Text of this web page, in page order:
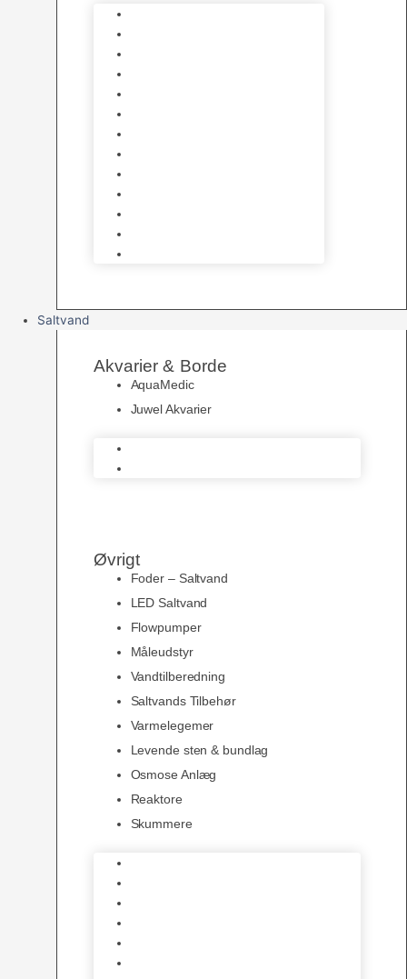
Saltvand
Akvarier & Borde
AquaMedic
Juwel Akvarier
Øvrigt
Foder – Saltvand
LED Saltvand
Flowpumper
Måleudstyr
Vandtilberedning
Saltvands Tilbehør
Varmelegemer
Levende sten & bundlag
Osmose Anlæg
Reaktore
Skummere